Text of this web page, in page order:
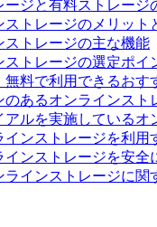
ージと有料ストレージ
ストレージのメリット
ストレージの主な機能
ストレージの選定ポイ
無料で利用できるお
のあるオンラインスト
アルを実施しているオ
インストレージを利用
インストレージを安全
インストレージに関